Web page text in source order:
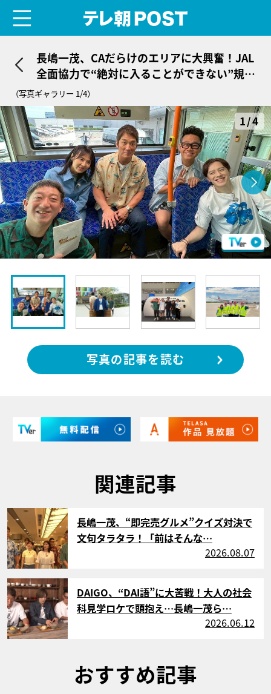
長嶋一茂、CAだらけのエリアに大興奮！JAL
全面協力で“絶対に入ることができない”規制
エリアにも潜入
（写真ギャラリー 1/4）
1/4
写真の記事を読む
関連記事
サムネイル
長嶋一茂、“即完売グルメ”クイズ対決で
文句タラタラ！「前はそんな…
2026.08.07
サムネイル
DAIGO、“DAI語”に大苦戦！大人の社会
科見学ロケで頭抱え…長嶋一茂ら…
2026.06.12
おすすめ記事